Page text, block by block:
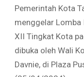
Pemerintah Kota
menggelar Lomba
XII Tingkat Kota
dibuka oleh Wali
Davnie, di Plaza